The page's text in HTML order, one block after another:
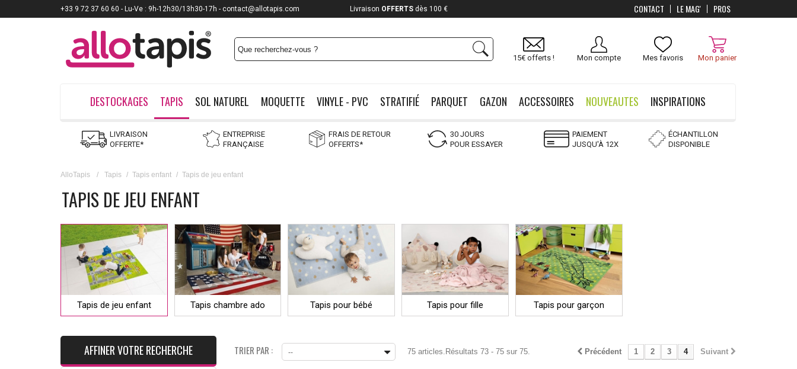
Mon panier
Mes favoris
Mon compte
15€ offerts !
DESTOCKAGES TAPIS SOL NATUREL MOQUETTE VINYLE - PVC STRATIFIÉ PARQUET GAZON ACCESSOIRES NOUVEAUTES INSPIRATIONS
LIVRAISON
OFFERTE*
ENTREPRISE
FRANÇAISE
FRAIS DE RETOUR
OFFERTS*
30 JOURS
POUR ESSAYER
PAIEMENT
JUSQU'À 12X
ÉCHANTILLON
DISPONIBLE
AlloTapis / Tapis / Tapis enfant / Tapis de jeu enfant
TAPIS DE JEU ENFANT
Tapis de jeu enfant Tapis chambre ado Tapis pour bébé Tapis pour fille Tapis pour garçon
AFFINER VOTRE RECHERCHE TRIER PAR : -- 75 articles. Précédent 1 2 3 4 Suivant
Résultats 73 - 75 sur 75.
PROS
LE MAG'
CONTACT
+33 9 72 37 60 60 - Lu-Ve : 9h-12h30/13h30-17h - contact@allotapis.com
Payez jusqu'à12x Livraison OFFERTSdès 100 €